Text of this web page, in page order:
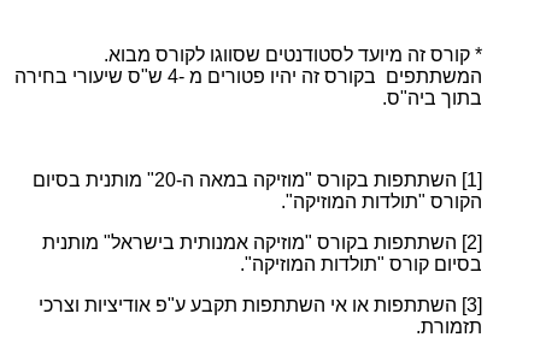
* קורס זה מיועד לסטודנטים שסווגו לקורס מבוא.
המשתתפים בקורס זה יהיו פטורים מ -4 ש"ס שיעורי בחירה
בתוך ביה"ס.
[1]
השתתפות בקורס "מוזיקה במאה ה-20" מותנית בסיום
הקורס "תולדות המוזיקה".
[2]
השתתפות בקורס "מוזיקה אמנותית בישראל" מותנית
בסיום קורס "תולדות המוזיקה".
[3]
השתתפות או אי השתתפות תקבע ע"פ אודיציות וצרכי
תזמורת.